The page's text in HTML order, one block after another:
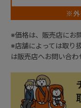
※価格は、販売店にお
※店舗によっては取り
は販売店へお問い合わ